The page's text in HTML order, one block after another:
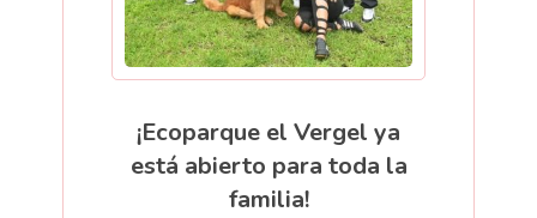
¡Ecoparque el Vergel ya
está abierto para toda la
familia!